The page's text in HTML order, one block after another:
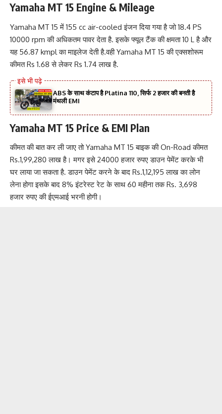
Yamaha MT 15 Engine & Mileage
Yamaha MT 15 में 155 cc air-cooled इंजन दिया गया है जो 18.4 PS
10000 rpm की अधिकतम पावर देता है. इसके फ्यूल टैंक की क्षमता 10 L है और
यह 56.87 kmpl का माइलेज देती है.वही Yamaha MT 15 की एक्सशोरूम
कीमत Rs 1.68 से लेकर Rs 1.74 लाख है.
ABS के साथ कंटाप है Platina 110, सिर्फ 2 हजार की बनती है
मंथली EMI
Yamaha MT 15 Price & EMI Plan
कीमत की बात कर ली जाए तो Yamaha MT 15 बाइक की On-Road कीमत
Rs.1,99,280 लाख है। मगर इसे 24000 हजार रुपए डाउन पेमेंट करके भी
घर लाया जा सकता है. डाउन पेमेंट करने के बाद Rs.1,12,195 लाख का लोन
लेना होगा इसके बाद 8% इंटरेस्ट रेट के साथ 60 महीना तक Rs. 3,698
हजार रुपए की ईएमआई भरनी होगी।